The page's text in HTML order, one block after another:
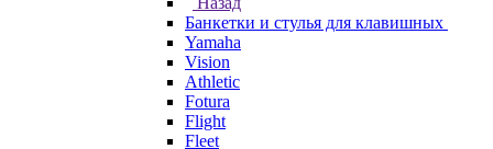
Банкетки и стулья для клавишных
Yamaha
Vision
Athletic
Fotura
Flight
Fleet